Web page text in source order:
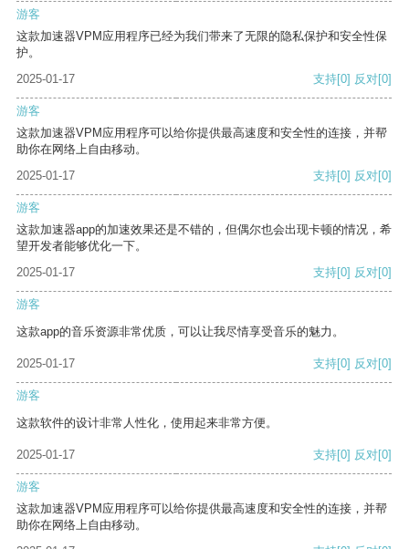
游客
这款加速器VPM应用程序已经为我们带来了无限的隐私保护和安全性保
护。
2025-01-17
支持[0] 反对[0]
游客
这款加速器VPM应用程序可以给你提供最高速度和安全性的连接，并帮
助你在网络上自由移动。
2025-01-17
支持[0] 反对[0]
游客
这款加速器app的加速效果还是不错的，但偶尔也会出现卡顿的情况，希
望开发者能够优化一下。
2025-01-17
支持[0] 反对[0]
游客
这款app的音乐资源非常优质，可以让我尽情享受音乐的魅力。
2025-01-17 支持[0] 反对[0]
游客
这款软件的设计非常人性化，使用起来非常方便。
2025-01-17 支持[0] 反对[0]
游客
这款加速器VPM应用程序可以给你提供最高速度和安全性的连接，并帮
助你在网络上自由移动。